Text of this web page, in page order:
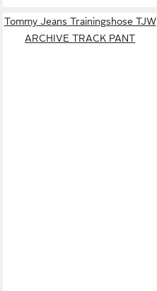
Tommy Jeans Trainingshose TJW
ARCHIVE TRACK PANT